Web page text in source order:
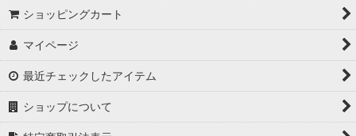
ショッピングカート
マイページ
最近チェックしたアイテム
ショップについて